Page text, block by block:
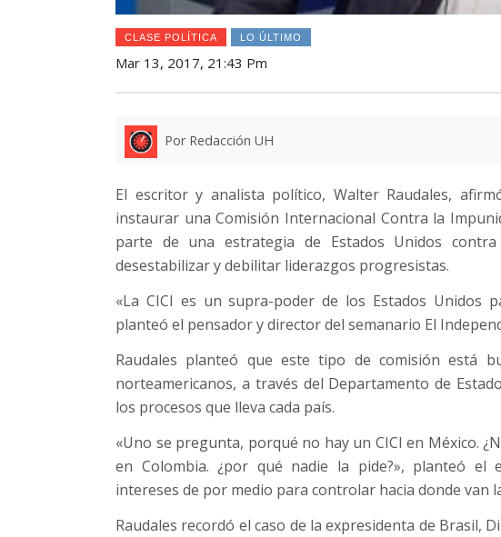
CLASE POLÍTICA LO ÚLTIMO
Mar 13, 2017, 21:43 Pm
Por Redacción UH
El escritor y analista político, Walter Raudales,
instaurar una Comisión Internacional Contra la
parte de una estrategia de Estados Unidos
desestabilizar y debilitar liderazgos progresistas.
«La CICI es un supra-poder de los Estados Unidos
planteó el pensador y director del semanario El
Raudales planteó que este tipo de comisión está
norteamericanos, a través del Departamento de
los procesos que lleva cada país.
«Uno se pregunta, porqué no hay un CICI en México.
en Colombia. ¿por qué nadie la pide?», planteó el
intereses de por medio para controlar hacia donde van
Raudales recordó el caso de la expresidenta de Brasil,